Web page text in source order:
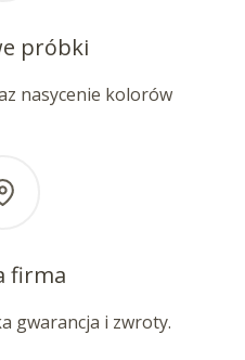
próbki
nasycenie kolorów
firma
gwarancja i zwroty.